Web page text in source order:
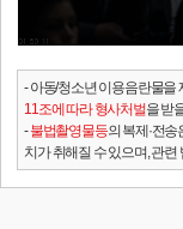
- 아동/청소년 이용음란물을
11조에 따라 형사처벌을 받
-불법촬영물등의 복제·전송
치가 취해질 수 있으며, 관